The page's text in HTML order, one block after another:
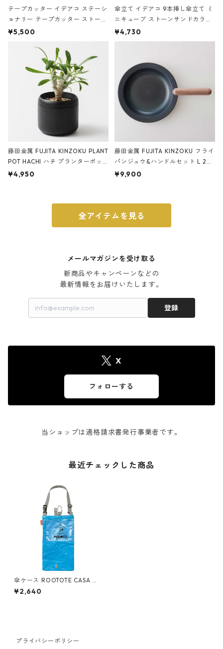
テープカッター イデアコ ステーシ
ョナリー テープカッター ストーン
サンドカラー 石調 ideaco Station
¥5,500
傘立て イデアコ 9本挿し傘立て ミ
ニキューブ ストーンサンドカラー
石調 ideaco Umbrella Stand CUB
E ストーンサンドブラック
¥4,730
藤田金属 FUJITA KINZOKU PLANT
POT HACHI ハチ プランターポッ
ト 3号 ブラック
¥4,950
藤田金属 FUJITA KINZOKU フライ
パンジュウ&ハンドルセット L 24c
m ガス火・IH対応 鉄フライパン
¥9,900
全アイテムを見る
メールマガジンを受け取る
新商品やキャンペーンなどの
最新情報をお届けいたします。
登録
X
フォローする
当ショップは適格請求書発行事業者です。
最近チェックした商品
傘ケース ROOTOTE CASA ル
ートート IP.カーサ.オリ.ピー
ナッツ-7N シアン
¥2,640
プライバシーポリシー